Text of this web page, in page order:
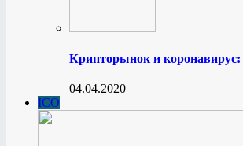
Крипторынок и коронавирус:
04.04.2020
ICO